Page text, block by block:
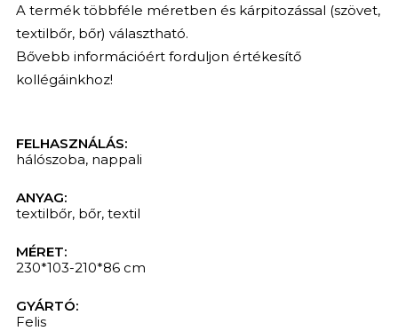
A termék többféle méretben és kárpitozással (szövet,
textilbőr, bőr) választható.
Bővebb információért forduljon értékesítő
kollégáinkhoz!
FELHASZNÁLÁS:
hálószoba, nappali
ANYAG:
textilbőr, bőr, textil
MÉRET:
230*103-210*86 cm
GYÁRTÓ:
Felis